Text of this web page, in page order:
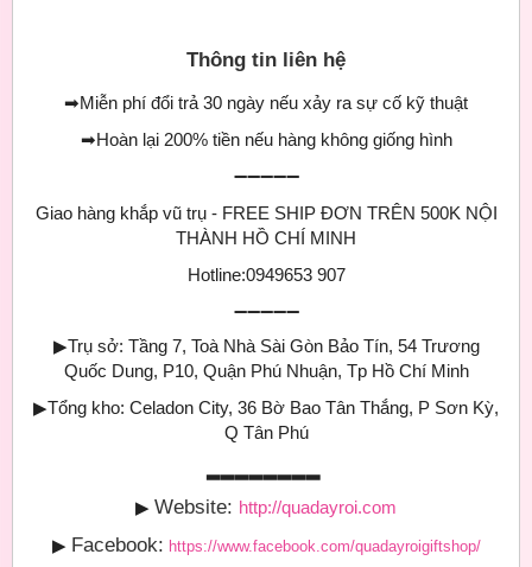
Thông tin liên hệ
➡Miễn phí đổi trả 30 ngày nếu xảy ra sự cố kỹ thuật
➡Hoàn lại 200% tiền nếu hàng không giống hình
➖➖➖➖➖
Giao hàng khắp vũ trụ - FREE SHIP ĐƠN TRÊN 500K NỘI
THÀNH HỒ CHÍ MINH
Hotline:0949653 907
➖➖➖➖➖
▶Trụ sở: Tầng 7, Toà Nhà Sài Gòn Bảo Tín, 54 Trương
Quốc Dung, P10, Quận Phú Nhuận, Tp Hồ Chí Minh
▶Tổng kho: Celadon City, 36 Bờ Bao Tân Thắng, P Sơn Kỳ,
Q Tân Phú
▶ Website: http://quadayroi.com
▶ Facebook: https://www.facebook.com/quadayroigiftshop/